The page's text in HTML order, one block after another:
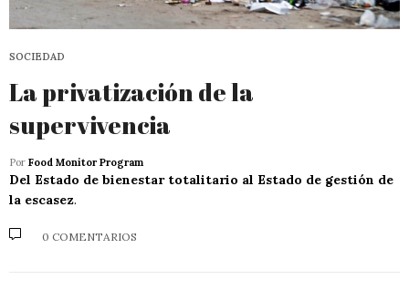
SOCIEDAD
La privatización de la
supervivencia
Por Food Monitor Program
Del Estado de bienestar totalitario al Estado de gestión de
la escasez.
0 COMENTARIOS